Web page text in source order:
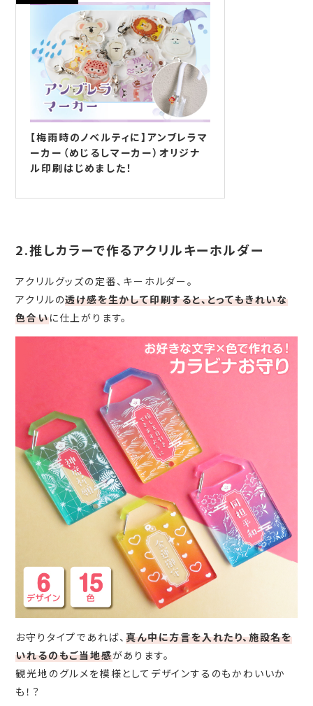
【梅雨時のノベルティに】アンブレラマ
ーカー（めじるしマーカー）オリジナ
ル印刷はじめました！
2.推しカラーで作るアクリルキーホルダー
アクリルグッズの定番、キーホルダー。
アクリルの透け感を生かして印刷すると、とってもきれいな
色合いに仕上がります。
お守りタイプであれば、真ん中に方言を入れたり、施設名を
いれるのもご当地感があります。
観光地のグルメを模様としてデザインするのもかわいいか
も！？